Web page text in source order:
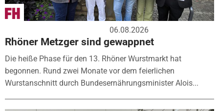
06.08.2026
Rhöner Metzger sind gewappnet
Die heiße Phase für den 13. Rhöner Wurstmarkt hat
begonnen. Rund zwei Monate vor dem feierlichen
Wurstanschnitt durch Bundesernährungsminister Alois...